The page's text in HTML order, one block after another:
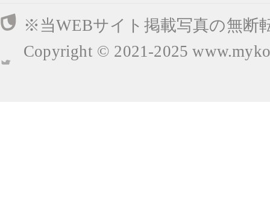
※当WEBサイト掲載写真の無断
Copyright © 2021-2025